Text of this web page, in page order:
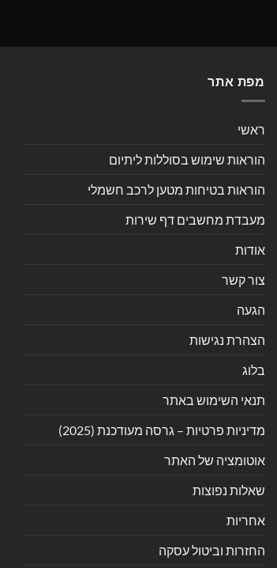
מפת אתר
ראשי
הוראות שימוש בסוללות ליתיום
הוראות בטיחות מטען לרכב חשמלי
מעבדת מחשבים דף שירות
אודות
צור קשר
הגעה
הצהרת נגישות
בלוג
תנאי השימוש באתר
מדיניות פרטיות – גרסה מעודכנת (2025)
אוטומציה של האתר
שאלות נפוצות
אחריות
החזרות וביטול עסקה